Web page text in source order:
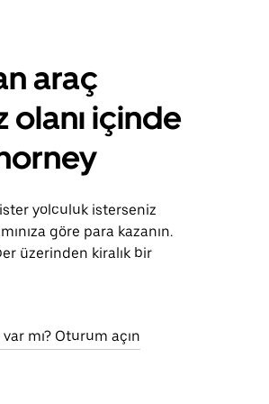
araç
olanı içinde
yolculuk isterseniz
göre para kazanın.
üzerinden kiralık bir
mı? Oturum açın